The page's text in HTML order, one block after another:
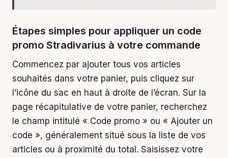
Étapes simples pour appliquer un code
promo Stradivarius à votre commande
Commencez par ajouter tous vos articles
souhaités dans votre panier, puis cliquez sur
l’icône du sac en haut à droite de l’écran. Sur la
page récapitulative de votre panier, recherchez
le champ intitulé « Code promo » ou « Ajouter un
code », généralement situé sous la liste de vos
articles ou à proximité du total. Saisissez votre